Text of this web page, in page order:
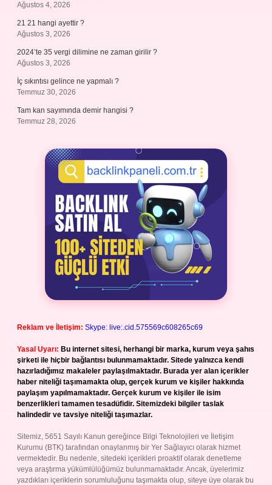
Ağustos 4, 2026
21 21 hangi ayettir ?
Ağustos 3, 2026
2024’te 35 vergi dilimine ne zaman girilir ?
Ağustos 3, 2026
İç sıkıntısı gelince ne yapmalı ?
Temmuz 30, 2026
Tam kan sayımında demir hangisi ?
Temmuz 28, 2026
Reklam ve İletişim: Skype: live:.cid.575569c608265c69
Yasal Uyarı: Bu internet sitesi, herhangi bir marka, kurum veya şahıs
şirketi ile hiçbir bağlantısı bulunmamaktadır. Sitede yalnızca kendi
hazırladığımız makaleler paylaşılmaktadır. Burada yer alan içerikler
haber niteliği taşımamakta olup, gerçek kurum ve kişiler hakkında
paylaşım yapılmamaktadır. Gerçek kurum ve kişiler ile isim
benzerlikleri tamamen tesadüfidir. Sitemizdeki bilgiler taslak
halindedir ve tavsiye niteliği taşımazlar.
Sitemiz, 5651 Sayılı Kanun gereğince Bilgi Teknolojileri ve İletişim
Kurumu (BTK) tarafından onaylanmış bir Yer Sağlayıcı olarak hizmet
vermektedir. Bu nedenle, sitedeki içerikleri proaktif olarak denetleme
veya araştırma yükümlülüğümüz bulunmamaktadır. Ancak, üyelerimiz
yazdıkları içeriklerin sorumluluğunu taşımakta olup, siteye üye olarak bu